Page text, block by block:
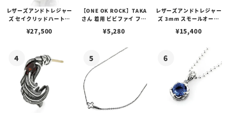
レザーズアンドトレジャー
ズ セイクリッドハートピ
¥27,500
【ONE OK ROCK】TAKA
さん 着用 ビビファイ フー
¥5,280
レザーズアンドトレジャー
ズ 3mm スモールオーバ
ブスタークラスプ＆LTロ
¥15,400